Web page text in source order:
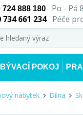
724 888 180Po - Pá
734 661 234
Péče
POKOJ
nábytek Dílna